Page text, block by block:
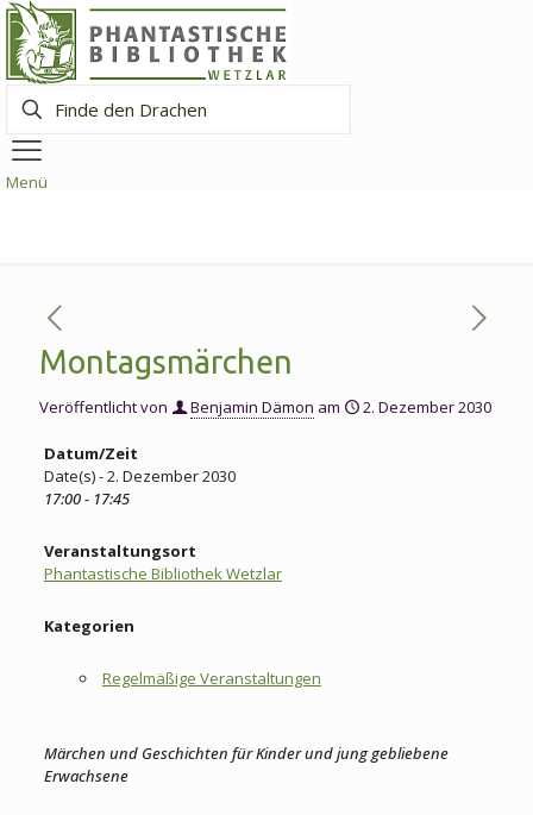
den
Drachen
Menü
Montagsmärchen
Veröffentlicht von Benjamin Dämon am 2. Dezember 2030
Datum/Zeit
Date(s) - 2. Dezember 2030
17:00 - 17:45
Veranstaltungsort
Phantastische Bibliothek Wetzlar
Kategorien
Regelmäßige Veranstaltungen
Märchen und Geschichten für Kinder und jung gebliebene
Erwachsene